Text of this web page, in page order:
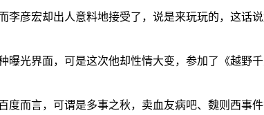
彦宏却出人意料地接受了，说是来玩玩的，这话
光界面，可是这次他却性情大变，参加了《越野
而言，可谓是多事之秋，卖血友病吧、魏则西事